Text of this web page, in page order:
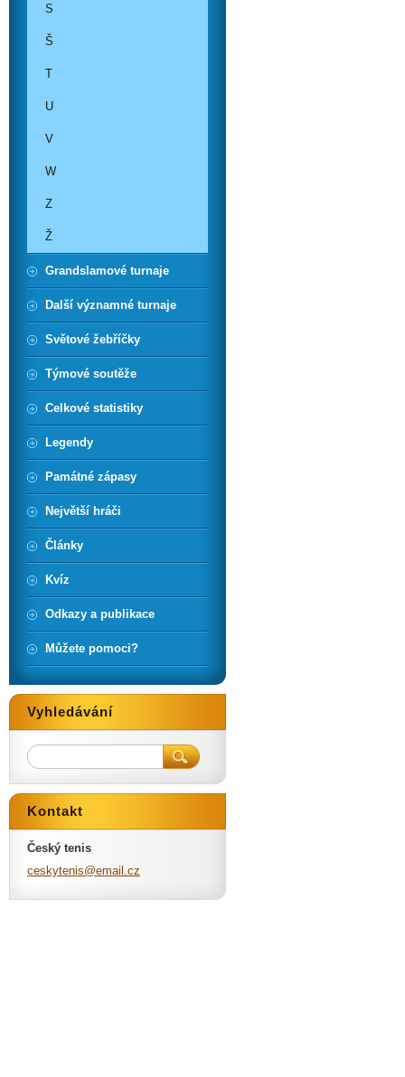
S
Š
T
U
V
W
Z
Ž
Grandslamové turnaje
Další významné turnaje
Světové žebříčky
Týmové soutěže
Celkové statistiky
Legendy
Památné zápasy
Největší hráči
Články
Kvíz
Odkazy a publikace
Můžete pomoci?
Vyhledávání
Kontakt
Český tenis
ceskytenis@email .cz